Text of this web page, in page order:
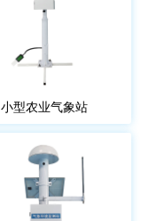
小型农业气象站